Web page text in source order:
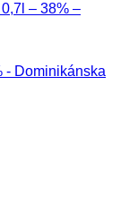
– 38% –